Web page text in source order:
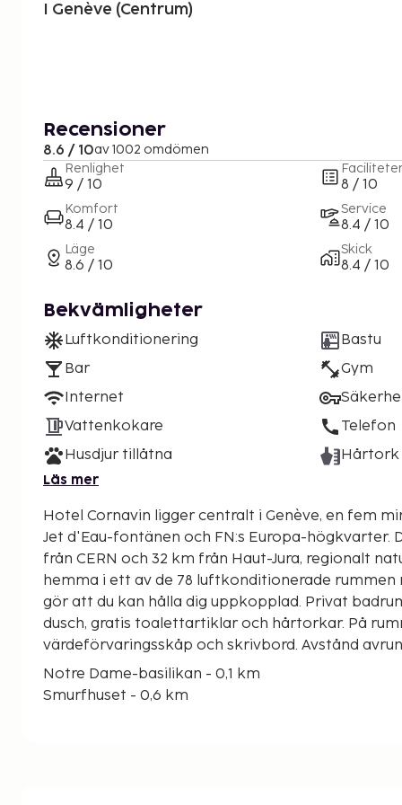
I Genève (Centrum)
Recensioner
8.6 / 10av 1002 omdömen
Renlighet
9 / 10
Komfort
8.4 / 10
Läge
8.6 / 10
8 / 10
Service
8.4 / 10
Skick
8.4 / 10
Bekvämligheter
Luftkonditionering
Bar
Internet
Vattenkokare
Husdjur tillåtna
Bastu
Gym
Telefon
Hårtork
Läs mer
Hotel Cornavin ligger centralt i Genève, en fem
Jet d'Eau-fontänen och FN:s Europa-högkvarter. Detta hotell ligger 7,3 km
från CERN och 32 km från Haut-Jura, regionalt
hemma i ett av de 78 luftkonditionerade rummen
gör att du kan hålla dig uppkopplad. Privat
dusch, gratis toalettartiklar och hårtorkar. På
värdeförvaringsskåp och skrivbord. Avstånd
Notre Dame-basilikan - 0,1 km
Smurfhuset - 0,6 km